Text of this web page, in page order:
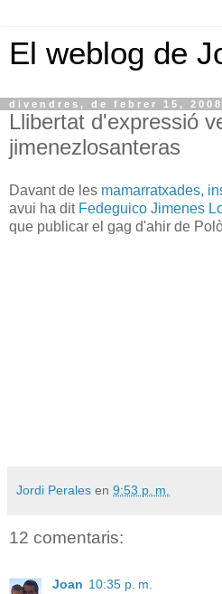
El weblog de
divendres, de febrer 15, 2008
Llibertat d'expressió
jimenezlosanteras
Davant de les mamarratxades,
avui ha dit Fedeguico Jimenes
que publicar el gag d'ahir de
Jordi Perales en 9:53 p. m.
12 comentaris:
Joan 10:35 p. m.